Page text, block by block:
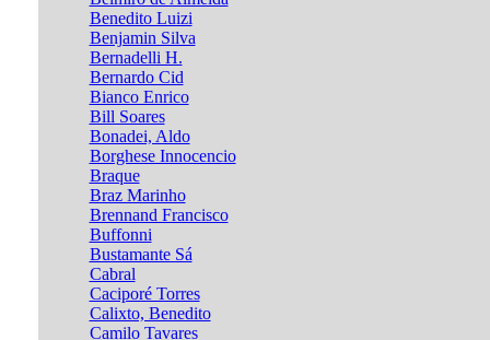
Benedito Luizi
Benjamin Silva
Bernadelli H.
Bernardo Cid
Bianco Enrico
Bill Soares
Bonadei, Aldo
Borghese Innocencio
Braque
Braz Marinho
Brennand Francisco
Buffonni
Bustamante Sá
Cabral
Caciporé Torres
Calixto, Benedito
Camilo Tavares